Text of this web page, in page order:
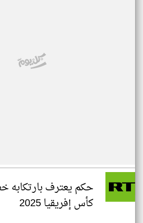
حكم يعترف بارتكابه
كأس إفريقيا 2025